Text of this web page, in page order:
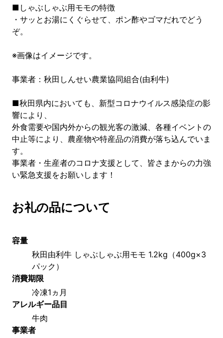
■しゃぶしゃぶ用モモの特徴
・サッとお湯にくぐらせて、ポン酢やゴマだれでどう
ぞ。
※画像はイメージです。
事業者：秋田しんせい農業協同組合(由利牛)
■秋田県内においても、新型コロナウイルス感染症の影
響により、
外食需要や国内外からの観光客の激減、各種イベントの
中止等により、農産物や特産品の消費が落ち込んでいま
す。
事業者・生産者のコロナ支援として、皆さまからの力強
い緊急支援をお願いします！
お礼の品について
容量
秋田由利牛 しゃぶしゃぶ用モモ 1.2kg（400g×3
パック）
消費期限
冷凍1ヵ月
アレルギー品目
牛肉
事業者